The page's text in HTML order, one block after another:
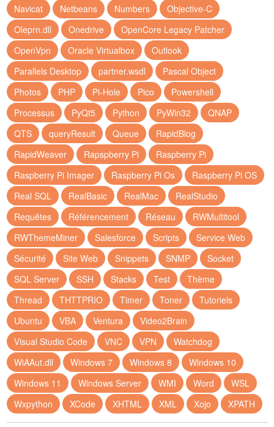
Navicat
Netbeans Numbers
Objective-C
Oleprn.dll
Onedrive
OpenCore Legacy Patcher
OpenVpn
Oracle Virtualbox
Outlook
Parallels Desktop
partner.wsdl
Pascal Object
Photos
PHP Pi-Hole Pico
Powershell
Processus
PyQt5 Python PyWin32
QNAP
QTS
queryResult Queue
RapidBlog
RapidWeaver
Rapspberry Pi
Raspberry Pi
Raspberry Pi Imager
Raspberry Pi Os
Raspberry Pi OS
Real SQL
RealBasic RealMac
RealStudio
Requêtes
Référencement Réseau
RWMultitool
RWThemeMiner
Salesforce Scripts
Service Web
Sécurité
Site Web Snippets SNMP
Socket
SQL Server
SSH Stacks Test
Thème
Thread
THTTPRIO Timer Toner
Tutoriels
Ubuntu
VBA Ventura
Video2Brain
Visual Studio Code
VNC VPN
Watchdog
WiAAut.dll
Windows 7 Windows 8
Windows 10
Windows 11
Windows Server WMI Word
WSL
Wxpython
XCode XHTML XML Xojo XPATH